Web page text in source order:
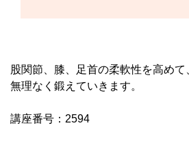
股関節、膝、足首の柔軟性を高め
無理なく鍛えていきます。
講座番号：2594